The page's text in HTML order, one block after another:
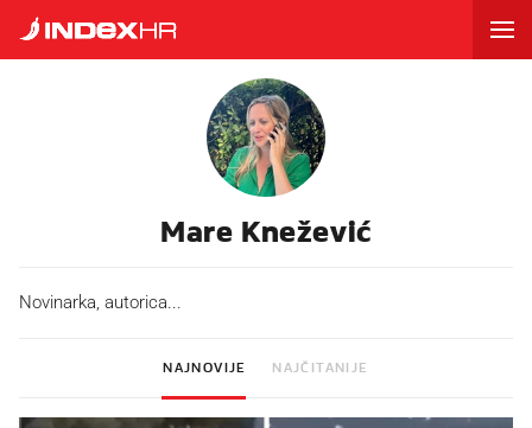
Mare Knežević
Novinarka, autorica...
NAJNOVIJE NAJČITANIJE